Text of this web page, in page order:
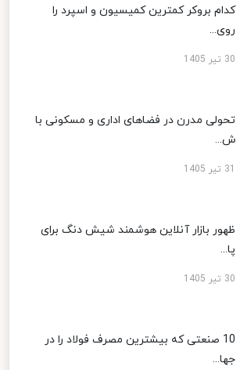
کدام بروکر کمترین کمیسیون و اسپرد را
روی...
30 تیر 1405
تحولی مدرن در فضاهای اداری و مسکونی با
ش...
ظهور بازار آنلاین هوشمند شیش دنگ برای
پا...
30 تیر 1405
10 صنعتی که بیشترین مصرف فولاد را در
جها...